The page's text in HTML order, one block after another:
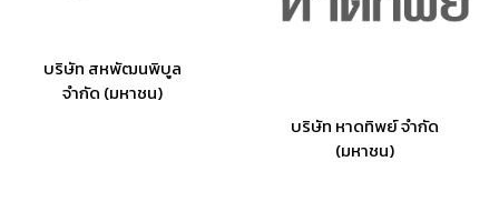
บริษัท สหพัฒนพิบูล
จำกัด (มหาชน)
บริษัท หาดทิพย์ จำกัด
(มหาชน)